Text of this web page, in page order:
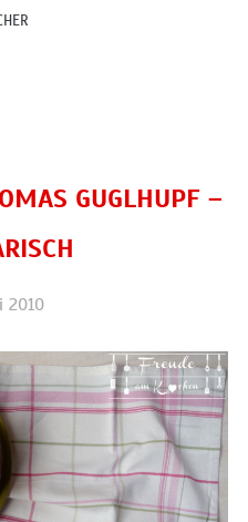
GUGLHUPF –
2010